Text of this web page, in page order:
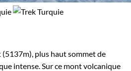
plus haut sommet de
intense. Sur ce mont volcanique